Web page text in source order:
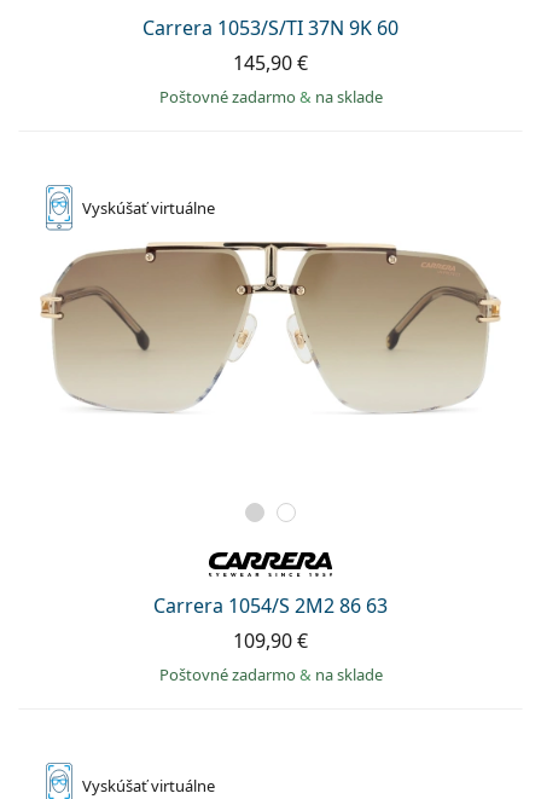
Carrera 1053/S/TI 37N 9K 60
145,90 €
Poštovné zadarmo& na sklade
Vyskúšaťvirtuálne
Carrera 1054/S 2M2 86 63
109,90 €
Poštovné zadarmo& na sklade
Vyskúšaťvirtuálne